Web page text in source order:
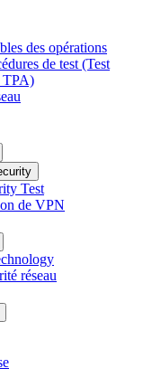
des opérations
de test (Test
TPA)
Test
de VPN
réseau